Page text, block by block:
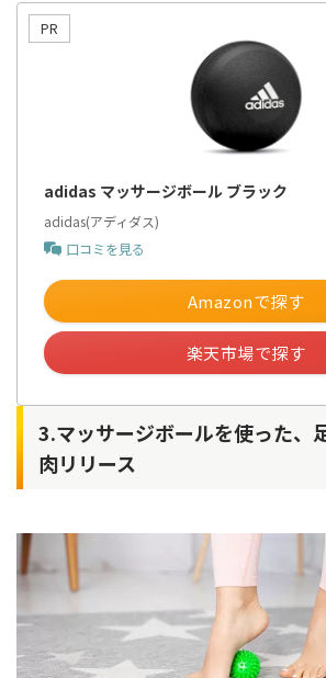
adidas マッサージボール ブラック
adidas(アディダス)
口コミを見る
Amazonで探す
楽天市場で探す
3.マッサージボールを使った、
肉リリース